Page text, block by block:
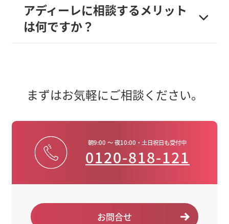
アディーレに相談するメリット
は何ですか？
まずはお気軽にご相談ください。
朝9:00 ～ 夜10:00・土日祝日も受付中
0120-818-121
お問合せ